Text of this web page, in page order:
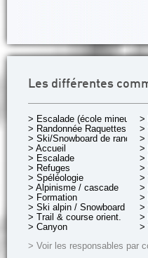
Les différentes
> Escalade (école mineurs)
> Randonnée Raquettes
> Ski/Snowboard de rando.
> Accueil
> Escalade
> Refuges
> Spéléologie
> Alpinisme / cascade
> Formation
> Ski alpin / Snowboard
> Trail & course orient.
> Canyon
>
>
>
>
>
>
>
>
>
>
>
>
> Voir les responsables par